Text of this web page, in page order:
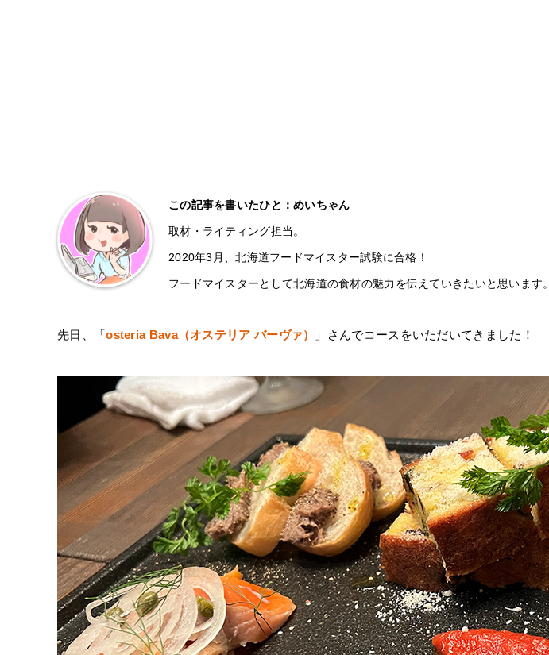
この記事を書いたひと：めいちゃん
取材・ライティング担当。
2020年3月、北海道フードマイスター試験に合格！
フードマイスターとして北海道の食材の魅力を伝えていきたいと思います。
先日、「osteria Bava（オステリア バーヴァ） 」さんでコースをいただいてきました！